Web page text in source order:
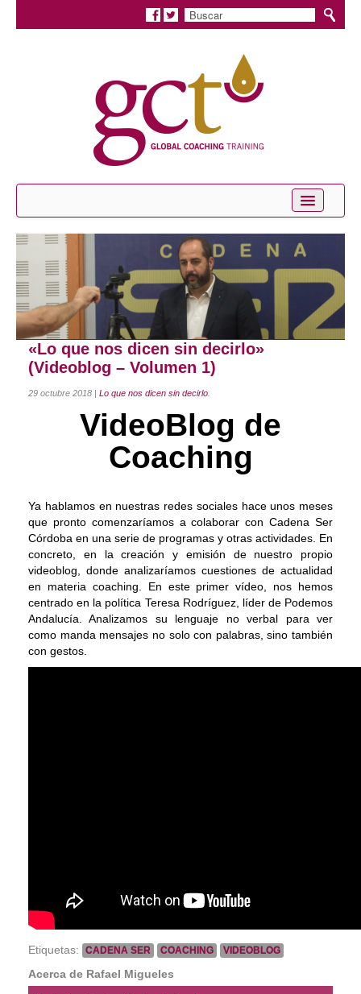
Conócenos
Servicios
Coaching Personal
Coaching Profesional
Coaching de Equipos
Proyectos
Proyecto AVICENA
Proyecto Albolafia
Smart Service
Direct Project
Certificación
«Lo que nos dicen sin decirlo»
(Videoblog – Volumen 1)
29 octubre 2018 | Lo que nos dicen sin decirlo
VideoBlog de
Coaching
Ya hablamos en nuestras redes sociales hace unos meses
que pronto comenzaríamos a colaborar con Cadena Ser
Córdoba en una serie de programas y otras actividades. En
concreto, en la creación y emisión de nuestro propio
videoblog, donde analizaríamos cuestiones de actualidad
en materia coaching. En este primer vídeo, nos hemos
centrado en la política Teresa Rodríguez, líder de Podemos
Andalucía. Analizamos su lenguaje no verbal para ver
como manda mensajes no solo con palabras, sino también
con gestos.
Etiquetas: CADENA SER COACHING VIDEOBLOG
Acerca de Rafael Migueles